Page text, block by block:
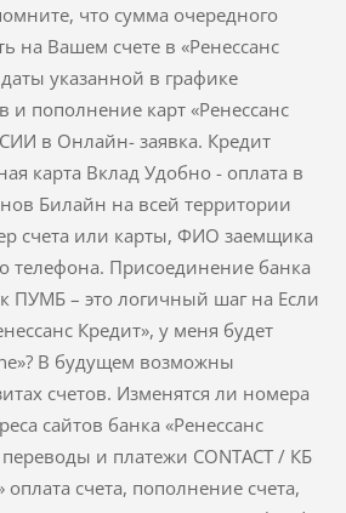
что сумма очередного
на Вашем счете в «Ренессанс
указанной в графике
и пополнение карт «Ренессанс
в Онлайн- заявка. Кредит
карта Вклад Удобно - оплата в
Билайн на всей территории
счета или карты, ФИО заемщика
телефона. Присоединение банка
к ПУМБ – это логичный шаг на Если
Кредит», у меня будет
В будущем возможны
счетов. Изменятся ли номера
сайтов банка «Ренессанс
и платежи CONTACT / КБ
оплата счета, пополнение счета,